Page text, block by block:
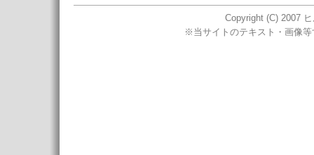
Copyright (C) 2007
※当サイトのテキスト・画像